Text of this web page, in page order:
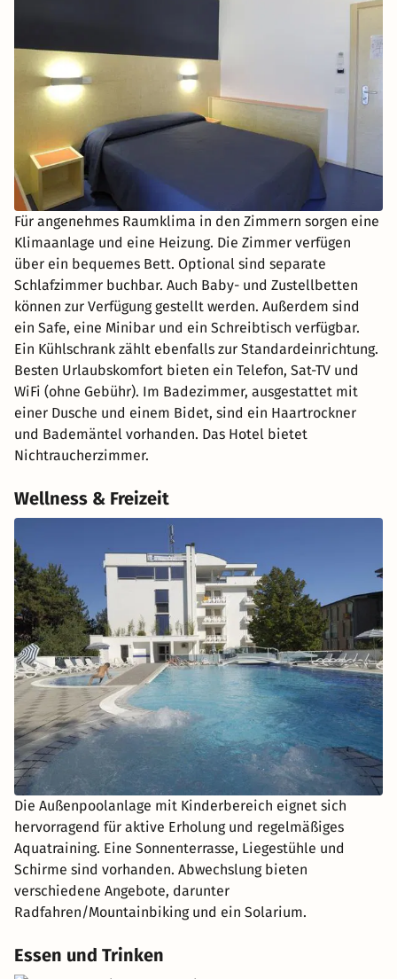
Für angenehmes Raumklima in den Zimmern sorgen eine
Klimaanlage und eine Heizung. Die Zimmer verfügen
über ein bequemes Bett. Optional sind separate
Schlafzimmer buchbar. Auch Baby- und Zustellbetten
können zur Verfügung gestellt werden. Außerdem sind
ein Safe, eine Minibar und ein Schreibtisch verfügbar.
Ein Kühlschrank zählt ebenfalls zur Standardeinrichtung.
Besten Urlaubskomfort bieten ein Telefon, Sat-TV und
WiFi (ohne Gebühr). Im Badezimmer, ausgestattet mit
einer Dusche und einem Bidet, sind ein Haartrockner
und Bademäntel vorhanden. Das Hotel bietet
Nichtraucherzimmer.
Wellness & Freizeit
Die Außenpoolanlage mit Kinderbereich eignet sich
hervorragend für aktive Erholung und regelmäßiges
Aquatraining. Eine Sonnenterrasse, Liegestühle und
Schirme sind vorhanden. Abwechslung bieten
verschiedene Angebote, darunter
Radfahren/Mountainbiking und ein Solarium.
Essen und Trinken